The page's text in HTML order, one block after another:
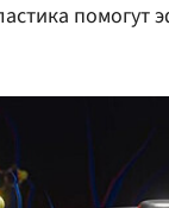
помогут